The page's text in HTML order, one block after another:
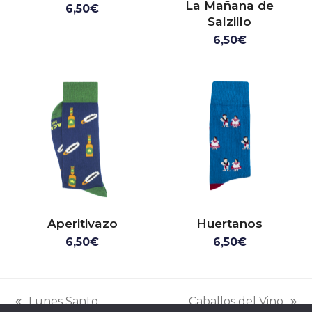
6,50€
La Mañana de
Salzillo
6,50€
Aperitivazo
6,50€
Huertanos
6,50€
Lunes Santo Caballos del Vino